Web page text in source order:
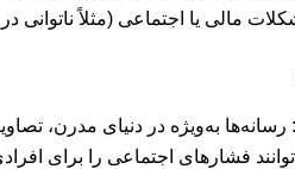
مالی یا اجتماعی (مثلاً
: رسانه‌ها به‌ویژه در دنیای مدرن،
فشارهای اجتماعی را برای